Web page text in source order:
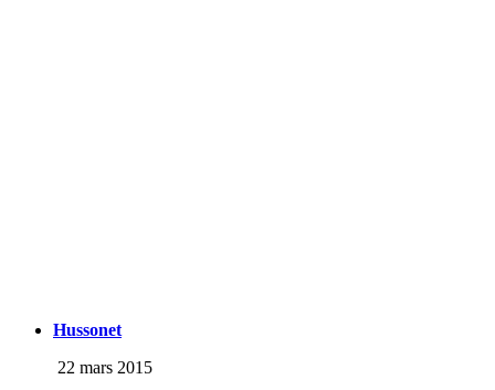
Hussonet
22 mars 2015